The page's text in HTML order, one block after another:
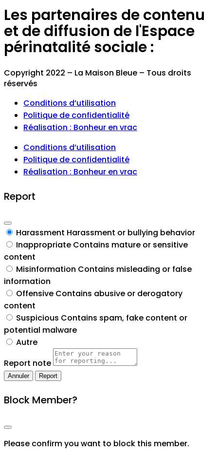
Les partenaires de contenu
et de diffusion de l'Espace
périnatalité sociale :
Copyright 2022 – La Maison Bleue – Tous droits
réservés
Conditions d’utilisation
Politique de confidentialité
Réalisation : Bonheur en vrac
Conditions d’utilisation
Politique de confidentialité
Réalisation : Bonheur en vrac
Report
Harassment Harassment or bullying behavior
Inappropriate Contains mature or sensitive
content
Misinformation Contains misleading or false
information
Offensive Contains abusive or derogatory
content
Suspicious Contains spam, fake content or
potential malware
Autre
Report note
Report
Block Member?
Please confirm you want to block this member.